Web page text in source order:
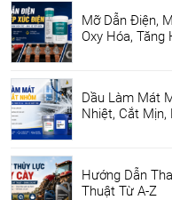
Mỡ Dẫn Điện,
Oxy Hóa, Tăng
Dầu Làm Mát
Nhiệt, Cắt Mịn,
Hướng Dẫn
Thuật Từ A-Z